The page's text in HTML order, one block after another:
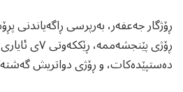
ڕۆژگار جەعفەر، بەرپرسی ڕاگەیاندنی
ڕۆژی پێنجشەممە، ڕێککەوتی ٧ی ئایاری ٢٠٢٦، لە فڕۆکەخانەی نێودەوڵەتیی هەولێرەوە
دەستپێدەکات، و ڕۆژی دواتریش